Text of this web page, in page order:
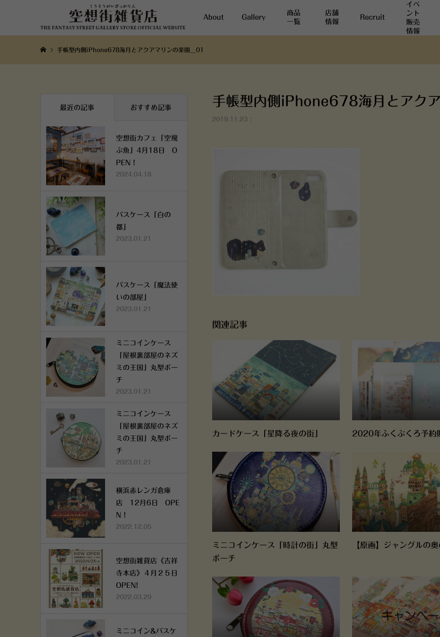
About Gallery
商品
一覧
店舗
情報
Recruit
イベ
ント
販売
情報
手帳型内側iPhone678海月とアクアマリンの楽園__01
手帳型内側iPhone678海月とアク
2019.11.23
関連記事
カードケース「星降る夜の街」 2020年ふくぶくろ予約
ミニコインケース「時計の街」丸型
ポーチ
【原画】ジャングルの
最近の記事 おすすめ記事
空想街カフェ「空飛
ぶ魚」4月18日 O
PEN！
2024.04.18
パスケース「白の
都」
2023.01.21
パスケース「魔法使
いの部屋」
2023.01.21
ミニコインケース
「屋根裏部屋のネズ
ミの王国」丸型ポー
チ
2023.01.21
ミニコインケース
「屋根裏部屋のネズ
ミの王国」丸型ポー
チ
2023.01.21
横浜赤レンガ倉庫
店 12月6日 OPE
N！
2022.12.05
空想街雑貨店《吉祥
寺本店》４月２５日
OPEN!
2022.03.29
ミニコイン&パスケ